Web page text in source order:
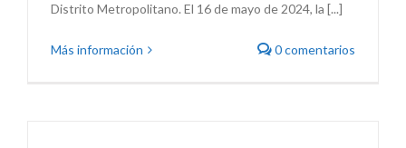
Distrito Metropolitano. El 16 de mayo de 2024, la [...]
Más información 0 comentarios